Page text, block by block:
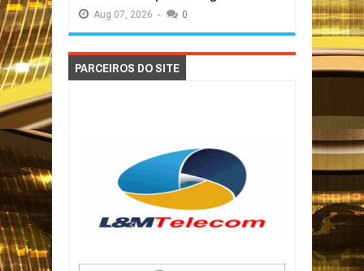
Aug 07, 2026 - 0
PARCEIROS DO SITE